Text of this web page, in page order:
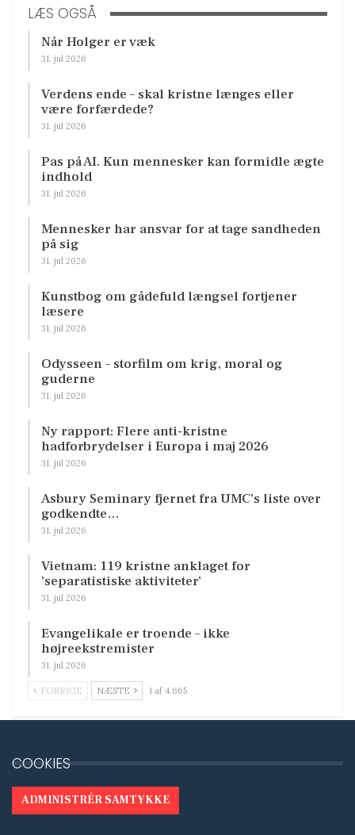
LÆS OGSÅ
Når Holger er væk
31. jul 2026
Verdens ende – skal kristne længes eller
være forfærdede?
31. jul 2026
Pas på AI. Kun mennesker kan formidle ægte
indhold
31. jul 2026
Mennesker har ansvar for at tage sandheden
på sig
31. jul 2026
Kunstbog om gådefuld længsel fortjener
læsere
31. jul 2026
Odysseen – storfilm om krig, moral og
guderne
31. jul 2026
Ny rapport: Flere anti-kristne
hadforbrydelser i Europa i maj 2026
31. jul 2026
Asbury Seminary fjernet fra UMC’s liste over
godkendte…
31. jul 2026
Vietnam: 119 kristne anklaget for
’separatistiske aktiviteter’
31. jul 2026
Evangelikale er troende – ikke
højreekstremister
31. jul 2026
FORRIGE NÆSTE 1 af 4.665
COOKIES
ADMINISTRÉR SAMTYKKE